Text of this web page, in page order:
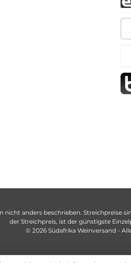
nicht anders beschrieben. Streichpreise
der Streichpreis, ist der günstigste
© 2026 Südafrika Weinversand -